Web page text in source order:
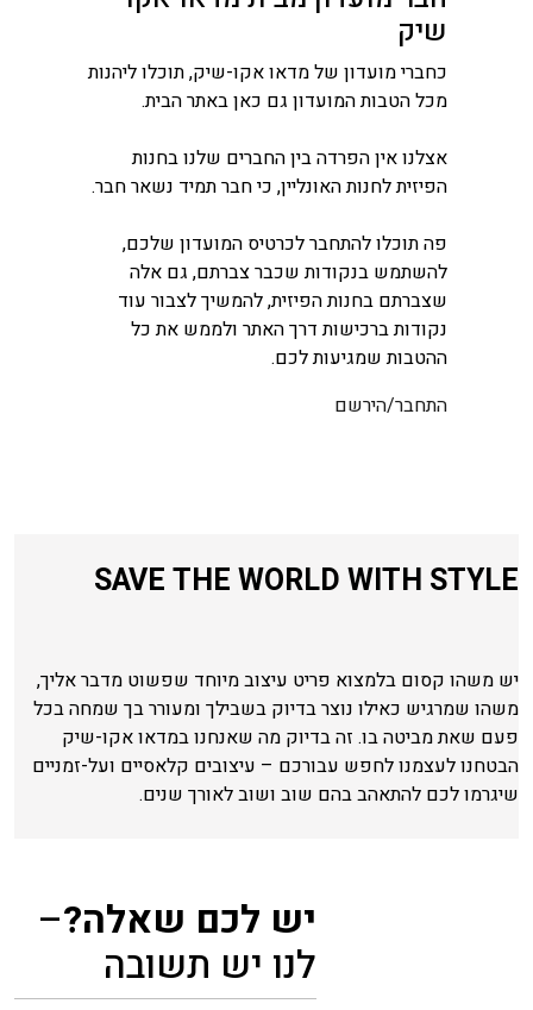
שיק
כחברי מועדון של מדאו אקו-שיק, תוכלו ליהנות
מכל הטבות המועדון גם כאן באתר הבית.
אצלנו אין הפרדה בין החברים שלנו בחנות
הפיזית לחנות האונליין, כי חבר תמיד נשאר חבר.
פה תוכלו להתחבר לכרטיס המועדון שלכם,
להשתמש בנקודות שכבר צברתם, גם אלה
שצברתם בחנות הפיזית, להמשיך לצבור עוד
נקודות ברכישות דרך האתר ולממש את כל
ההטבות שמגיעות לכם.
התחבר/הירשם
SAVE THE WORLD WITH STYLE
יש משהו קסום בלמצוא פריט עיצוב מיוחד שפשוט מדבר אליך,
משהו שמרגיש כאילו נוצר בדיוק בשבילך ומעורר בך שמחה בכל
פעם שאת מביטה בו. זה בדיוק מה שאנחנו במדאו אקו-שיק
הבטחנו לעצמנו לחפש עבורכם – עיצובים קלאסיים ועל-זמניים
שיגרמו לכם להתאהב בהם שוב ושוב לאורך שנים.
יש לכם שאלה?–
לנו יש תשובה